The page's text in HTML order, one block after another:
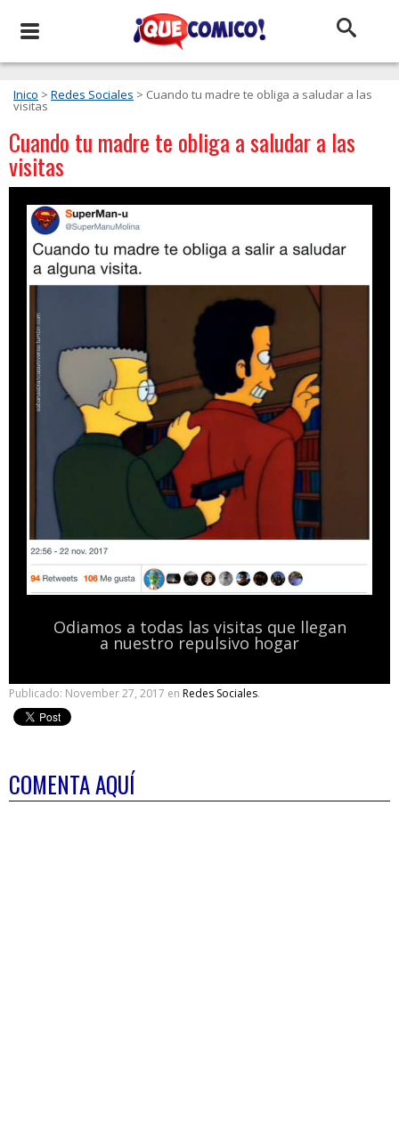
Inico > Redes Sociales > Cuando tu madre te obliga a saludar a las
visitas
Cuando tu madre te obliga a saludar a las
visitas
Odiamos a todas las visitas que llegan
a nuestro repulsivo hogar
Publicado: November 27, 2017 en Redes Sociales.
COMENTA AQUÍ